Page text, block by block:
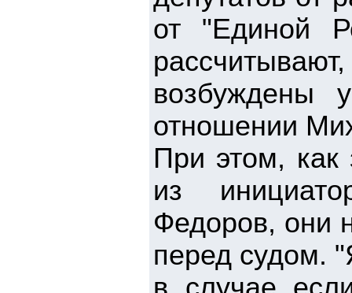
от "Единой
возбуждены
отношении
При этом, как
из
Федоров, они
перед судом.